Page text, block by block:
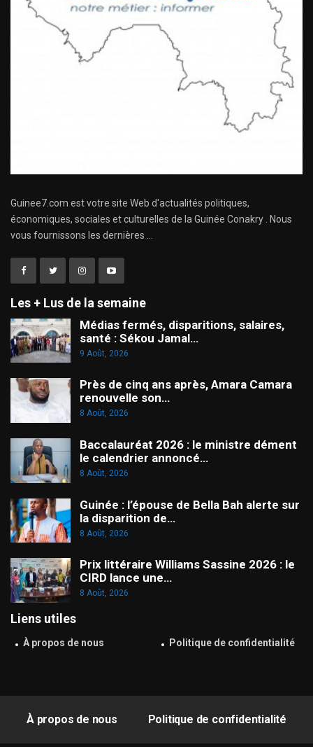
Guinee7.com est votre site Web d'actualités politiques,
économiques, sociales et culturelles de la Guinée Conakry . Nous
vous fournissons les dernières ...
Les + Lus de la semaine
Médias fermés, disparitions, salaires,
santé : Sékou Jamal…
9 Août, 2026
Près de cinq ans après, Amara Camara
renouvelle son…
8 Août, 2026
Baccalauréat 2026 : le ministre dément
le calendrier annoncé…
8 Août, 2026
Guinée : l’épouse de Bella Bah alerte sur
la disparition de…
8 Août, 2026
Prix littéraire Williams Sassine 2026 : le
CIRD lance une…
8 Août, 2026
Liens utiles
À propos de nous Politique de confidentialité
À propos de nous Politique de confidentialité